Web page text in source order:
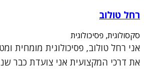
רחל טולוב
סקסולוגית, פסיכולוגית
אני רחל טולוב, פסיכולוגית מומחית
את דרכי המקצועית אני צועדת כבר